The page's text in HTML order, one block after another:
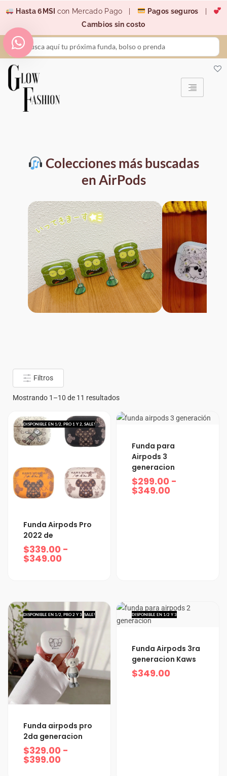
contenido
Hasta 6MSI con Mercado Pago | Pagos seguros
Cambios sin costo
Search
...
Colecciones más buscadas
en AirPods
Filtros
Mostrando 1–10 de 11 resultados
DISPONIBLE EN 1/2, PRO 1 Y 2, 3SALE!
Funda Airpods Pro
2022 de
$339.00 -
$349.00
Rango
de
desde
Funda para
Airpods 3
generacion
$299.00 -
$349.00
Rango
de
desde
$299.00
DISPONIBLE EN 1/2, PRO 2 Y 3 SALE!
Funda airpods pro
2da generacion
$329.00 -
$399.00
Rango
de
precios:
desde
DISPONIBLE EN 1/2 Y 3
Funda Airpods 3ra
generacion Kaws
$349.00